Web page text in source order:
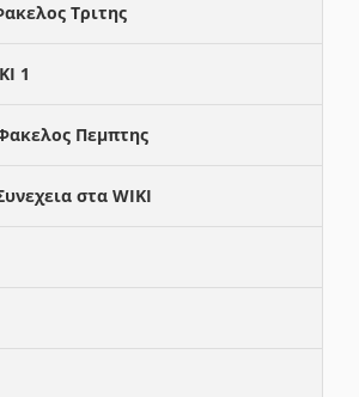
Τριτης
1
Πεμπτης
στα WIKI